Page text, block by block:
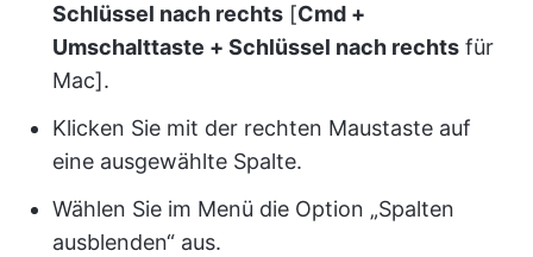
Schlüssel nach rechts [Cmd +
Umschalttaste + Schlüssel nach rechts für
Mac].
Klicken Sie mit der rechten Maustaste auf
eine ausgewählte Spalte.
Wählen Sie im Menü die Option „Spalten
ausblenden“ aus.